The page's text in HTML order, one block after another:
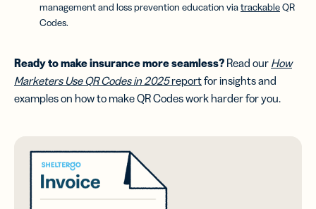
management and loss prevention education viatrackableQR
Codes.
Ready to make insurance more seamless? Read our How
Marketers Use QR Codes in 2025reportfor insights and
examples on how to make QR Codes work harder for you.